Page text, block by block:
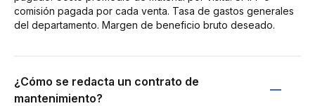
comisión pagada por cada venta. Tasa de gastos generales
del departamento. Margen de beneficio bruto deseado.
¿Cómo se redacta un contrato de
mantenimiento?